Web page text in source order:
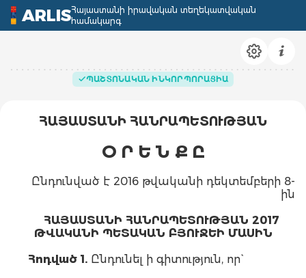
ARLISՀայաստանի իրավական տեղեկատվական
համակարգ
ՊԱՇՏՈՆԱԿԱՆ ԻՆԿՈՐՊՈՐԱՑԻԱ
ՀԱՅԱՍՏԱՆԻ ՀԱՆՐԱՊԵՏՈՒԹՅԱՆ
Օ Ր Ե Ն Ք Ը
Ընդունված է 2016 թվականի դեկտեմբերի 8-
ին
ՀԱՅԱՍՏԱՆԻ ՀԱՆՐԱՊԵՏՈՒԹՅԱՆ 2017
ԹՎԱԿԱՆԻ ՊԵՏԱԿԱՆ ԲՅՈՒՋԵԻ ՄԱՍԻՆ
Հոդված 1. Ընդունել ի գիտություն, որ`